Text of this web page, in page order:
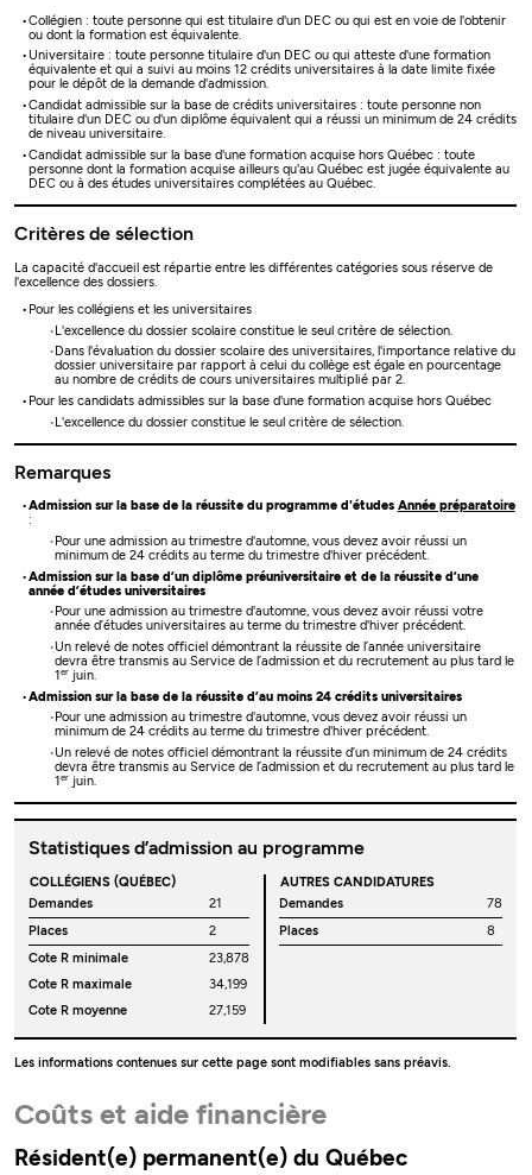
Collégien : toute personne qui est titulaire d'un DEC ou qui est en voie de l'obtenir
ou dont la formation est équivalente.
Universitaire : toute personne titulaire d'un DEC ou qui atteste d'une formation
équivalente et qui a suivi au moins 12 crédits universitaires à la date limite fixée
pour le dépôt de la demande d'admission.
Candidat admissible sur la base de crédits universitaires : toute personne non
titulaire d'un DEC ou d'un diplôme équivalent qui a réussi un minimum de 24 crédits
de niveau universitaire.
Candidat admissible sur la base d'une formation acquise hors Québec : toute
personne dont la formation acquise ailleurs qu'au Québec est jugée équivalente au
DEC ou à des études universitaires complétées au Québec.
Critères de sélection
La capacité d'accueil est répartie entre les différentes catégories sous réserve de
l'excellence des dossiers.
Pour les collégiens et les universitaires
L'excellence du dossier scolaire constitue le seul critère de sélection.
Dans l'évaluation du dossier scolaire des universitaires, l'importance relative du
dossier universitaire par rapport à celui du collège est égale en pourcentage
au nombre de crédits de cours universitaires multiplié par 2.
Pour les candidats admissibles sur la base d'une formation acquise hors Québec
L'excellence du dossier constitue le seul critère de sélection.
Remarques
Admission sur la base de la réussite du programme d'études Année préparatoire
:
Pour une admission au trimestre d'automne, vous devez avoir réussi un
minimum de 24 crédits au terme du trimestre d'hiver précédent.
Admission sur la base d’un diplôme préuniversitaire et de la réussite d’une
année d’études universitaires
Pour une admission au trimestre d'automne, vous devez avoir réussi votre
année d’études universitaires au terme du trimestre d'hiver précédent.
Un relevé de notes officiel démontrant la réussite de l’année universitaire
devra être transmis au Service de l’admission et du recrutement au plus tard le
1er juin.
Admission sur la base de la réussite d’au moins 24 crédits universitaires
Pour une admission au trimestre d'automne, vous devez avoir réussi un
minimum de 24 crédits au terme du trimestre d'hiver précédent.
Un relevé de notes officiel démontrant la réussite d’un minimum de 24 crédits
devra être transmis au Service de l’admission et du recrutement au plus tard le
1er juin.
Statistiques d’admission au programme
COLLÉGIENS (QUÉBEC)
Demandes
21
Places
2
Cote R minimale
23,878
Cote R maximale
34,199
Cote R moyenne
27,159
AUTRES CANDIDATURES
Demandes
78
Places
8
Les informations contenues sur cette page sont modifiables sans préavis.
Coûts et aide financière
Résident(e) permanent(e) du Québec